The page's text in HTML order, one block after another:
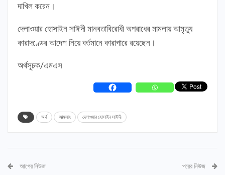
দাখিল করেন।
দেলাওয়ার হোসাইন সাঈদী মানবতাবিরোধী অপরাধের মামলায় আমৃত্যু
কারাদণ্ডের আদেশ নিয়ে বর্তমানে কারাগারে রয়েছেন।
অর্থসূচক/এমএস
অর্থ আত্মসাৎ দেলাওয়ার হোসাইন সাঈদী
আগের নিউজ পরের নিউজ